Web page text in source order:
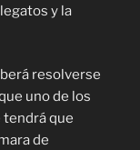
y la
resolverse
uno de los
que
de